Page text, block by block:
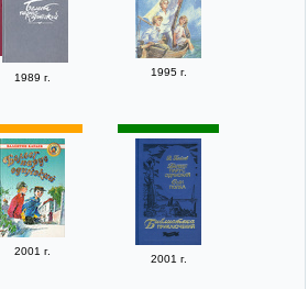
1989 г.
1995 г.
2001 г.
2001 г.